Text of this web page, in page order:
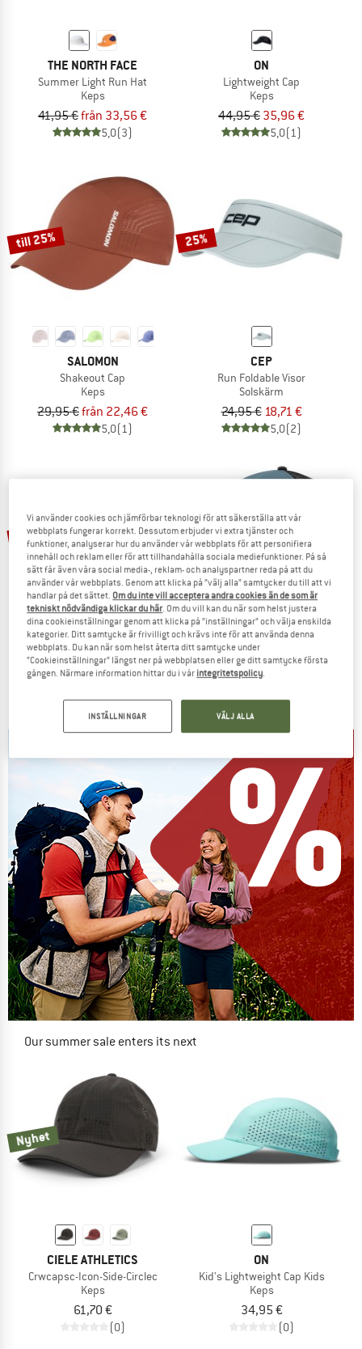
THE NORTH FACE
Summer Light Run Hat
Keps
41,95 €från 33,56 €
5,0(3)
ON
Lightweight Cap
Keps
44,95 € 35,96 €
5,0(1)
till 25%
SALOMON
Shakeout Cap
Keps
29,95 €från 22,46 €
5,0(1)
25%
CEP
Run Foldable Visor
Solskärm
24,95 € 18,71 €
5,0(2)
25%
BUFF
Speed Cap
22,46 €
4,4(5)
till 20%
DYNAFIT
Trucker 3
31,95 €
Our summer sale enters its next
NOW UP TO 50% OFF
TO THE SALE
Nyhet
CIELE ATHLETICS
Crwcapsc-Icon-Side-Circlec
Keps
61,70 €
(0)
ON
Kid's Lightweight Cap Kids
Keps
34,95 €
(0)
Vi använder cookies och jämförbar teknologi för att säkerställa att vår
webbplats fungerar korrekt. Dessutom erbjuder vi extra tjänster och
funktioner, analyserar hur du använder vår webbplats för att personifiera
innehåll och reklam eller för att tillhandahålla sociala mediefunktioner. På så
sätt får även våra social media-, reklam- och analyspartner reda på att du
använder vår webbplats. Genom att klicka på ”välj alla” samtycker du till att vi
handlar på det sättet. Om du inte vill acceptera andra cookies än de som är
tekniskt nödvändiga klickar du här . Om du vill kan du när som helst justera
dina cookieinställningar genom att klicka på ”inställningar” och välja enskilda
kategorier. Ditt samtycke är frivilligt och krävs inte för att använda denna
webbplats. Du kan när som helst återta ditt samtycke under
”Cookieinställningar” längst ner på webbplatsen eller ge ditt samtycke första
gången. Närmare information hittar du i vår integritetspolicy
INSTÄLLNINGAR VÄLJ ALLA